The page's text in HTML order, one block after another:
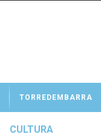
t
TORREDEMBARRA
CULTURA